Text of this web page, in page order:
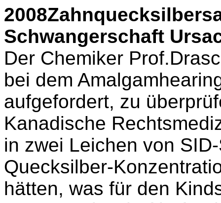
Schwangerschaft
Der Chemiker
bei dem
aufgefordert, zu
Kanadische
in zwei Leichen von
Quecksilber-
hätten, was für den